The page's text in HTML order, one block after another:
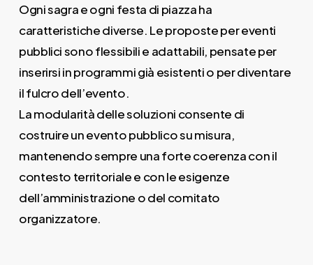
Ogni sagra e ogni festa di piazza ha
caratteristiche diverse. Le proposte per eventi
pubblici sono flessibili e adattabili, pensate per
inserirsi in programmi già esistenti o per diventare
il fulcro dell’evento.
La modularità delle soluzioni consente di
costruire un evento pubblico su misura,
mantenendo sempre una forte coerenza con il
contesto territoriale e con le esigenze
dell’amministrazione o del comitato
organizzatore.